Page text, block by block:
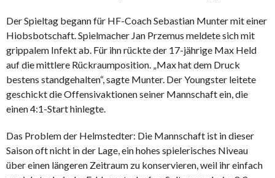
Der Spieltag begann für HF-Coach Sebastian Munter mit einer
Hiobsbotschaft. Spielmacher Jan Przemus meldete sich mit
grippalem Infekt ab. Für ihn rückte der 17-jährige Max Held
auf die mittlere Rückraumposition. „Max hat dem Druck
bestens standgehalten“, sagte Munter. Der Youngster leitete
geschickt die Offensivaktionen seiner Mannschaft ein, die
einen 4:1-Start hinlegte.
Das Problem der Helmstedter: Die Mannschaft ist in dieser
Saison oft nicht in der Lage, ein hohes spielerisches Niveau
über einen längeren Zeitraum zu konservieren, weil ihr einfach